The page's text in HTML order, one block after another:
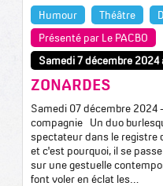
Humour Théâtre
Présenté par Le PACBO
Samedi 7 décembre 2024
ZONARDES
Samedi 07 décembre 2024
compagnie Un duo
spectateur dans le registre
et c'est pourquoi, il se
sur une gestuelle
font voler en éclat les…